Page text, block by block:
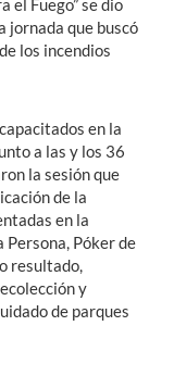
el Fuego” se dio
jornada que buscó
los incendios
en la
a las y los 36
la sesión que
de la
en la
Póker de
resultado,
y
de parques